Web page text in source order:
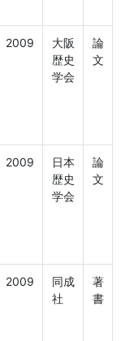
2009
大阪
歴史
学会
論
文
2009
日本
歴史
学会
論
文
2009
同成
社
著
書